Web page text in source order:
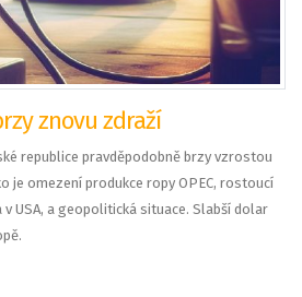
znovu zdraží
republice pravděpodobně brzy vzrostou
je omezení produkce ropy OPEC, rostoucí
USA, a geopolitická situace. Slabší dolar